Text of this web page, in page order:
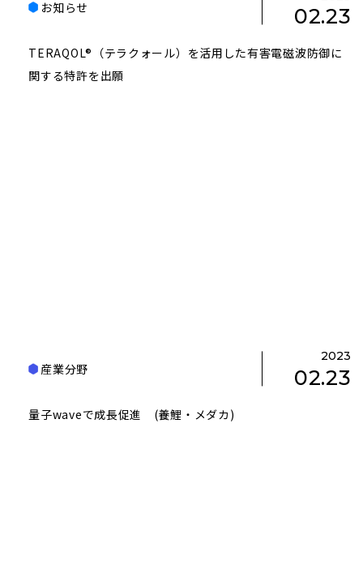
お知らせ 02.23
TERAQOL®（テラクォール）を活用した有害電磁波防御に
関する特許を出願
産業分野
2023
02.23
量子waveで成長促進 (養鯉・メダカ)